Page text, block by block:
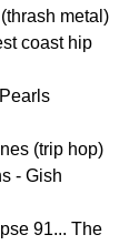
metal)
coast hip
(trip hop)
- Gish
91... The